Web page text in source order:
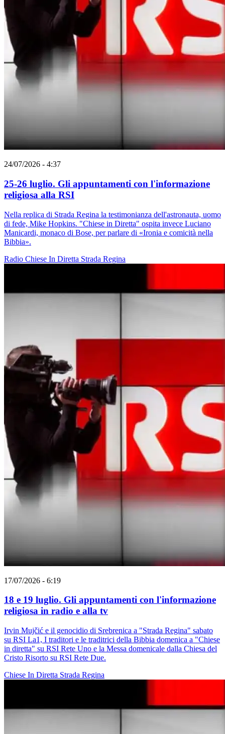
24/07/2026 - 4:37
25-26 luglio. Gli appuntamenti con l'informazione
religiosa alla RSI
Nella replica di Strada Regina la testimonianza dell'astronauta, uomo
di fede, Mike Hopkins. "Chiese in Diretta" ospita invece Luciano
Manicardi, monaco di Bose, per parlare di «Ironia e comicità nella
Bibbia».
Radio Chiese In Diretta Strada Regina
17/07/2026 - 6:19
18 e 19 luglio. Gli appuntamenti con l'informazione
religiosa in radio e alla tv
Irvin Mujčić e il genocidio di Srebrenica a "Strada Regina" sabato
su RSI La1, I traditori e le traditrici della Bibbia domenica a "Chiese
in diretta" su RSI Rete Uno e la Messa domenicale dalla Chiesa del
Cristo Risorto su RSI Rete Due.
Chiese In Diretta Strada Regina